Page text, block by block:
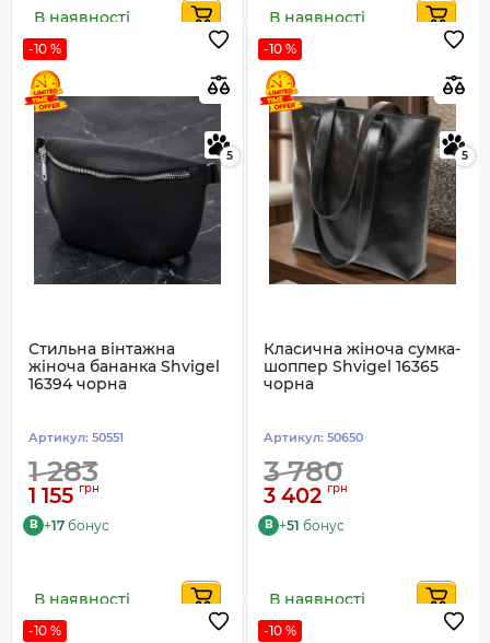
В наявності В наявності
-10 %
5
Стильна вінтажна
жіноча бананка Shvigel
16394 чорна
Артикул: 50551
1 283
1 155 грн
B +17 бонус
В наявності
-10 %
5
Класична жіноча сумка-
шоппер Shvigel 16365
чорна
Артикул: 50650
3 780
3 402 грн
B +51 бонус
В наявності
-10 % -10 %